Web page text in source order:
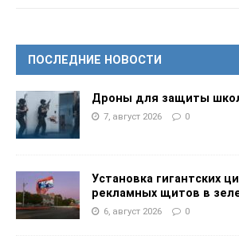
ПОСЛЕДНИЕ НОВОСТИ
Дроны для защиты
7, август 2026 0
Установка гигантских
рекламных щитов в
6, август 2026 0